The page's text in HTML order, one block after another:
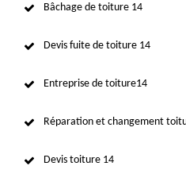
Bâchage de toiture 14
Devis fuite de toiture 14
Entreprise de toiture14
Réparation et changement
Devis toiture 14